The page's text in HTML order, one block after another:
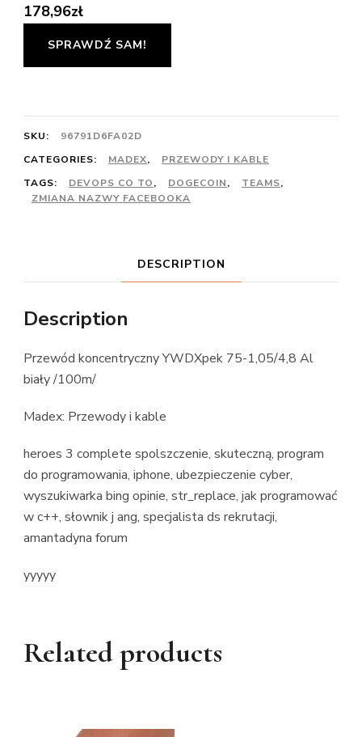
178,96zł
SPRAWDŹ SAM!
SKU:
96791D6FA02D
CATEGORIES:
MADEX,
PRZEWODY I KABLE
TAGS:
DEVOPS CO TO, DOGECOIN, TEAMS,
ZMIANA NAZWY FACEBOOKA
DESCRIPTION
Description
Przewód koncentryczny YWDXpek 75-1,05/4,8 Al
biały /100m/
Madex: Przewody i kable
heroes 3 complete spolszczenie, skuteczną, program
do programowania, iphone, ubezpieczenie cyber,
wyszukiwarka bing opinie, str_replace, jak programować
w c++, słownik j ang, specjalista ds rekrutacji,
amantadyna forum
yyyyy
Related products